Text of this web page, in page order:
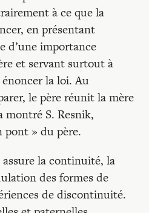
à ce que la
en présentant
d’une importance
et servant surtout à
la loi. Au
le père réunit la mère
montré S. Resnik,
pont » du père.
la continuité, la
des formes de
de discontinuité.